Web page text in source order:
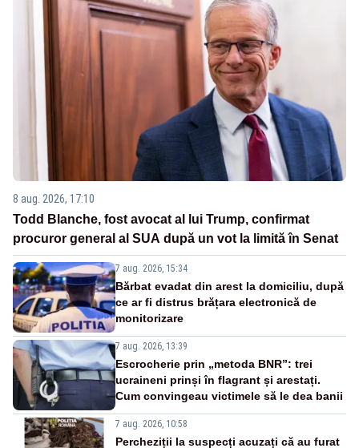
8 aug. 2026, 17:10
Todd Blanche, fost avocat al lui Trump, confirmat
procuror general al SUA după un vot la limită în Senat
7 aug. 2026, 15:34
Bărbat evadat din arest la domiciliu, după
ce ar fi distrus brățara electronică de
monitorizare
7 aug. 2026, 13:39
Escrocherie prin „metoda BNR”: trei
ucraineni prinși în flagrant și arestați.
Cum convingeau victimele să le dea banii
7 aug. 2026, 10:58
Percheziții la suspecți acuzați că au furat